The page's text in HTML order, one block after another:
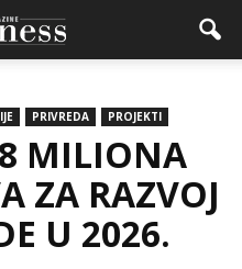
PRIVREDA PROJEKTI
MILIONA
ZA RAZVOJ
U 2026.